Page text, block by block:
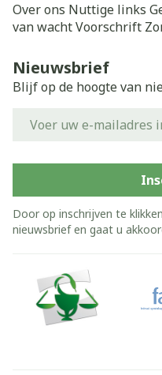
Over ons Nuttige links
van wachtVoorschrift
Nieuwsbrief
Blijf op de hoogte van
Door op inschrijven te
nieuwsbrief en gaat u